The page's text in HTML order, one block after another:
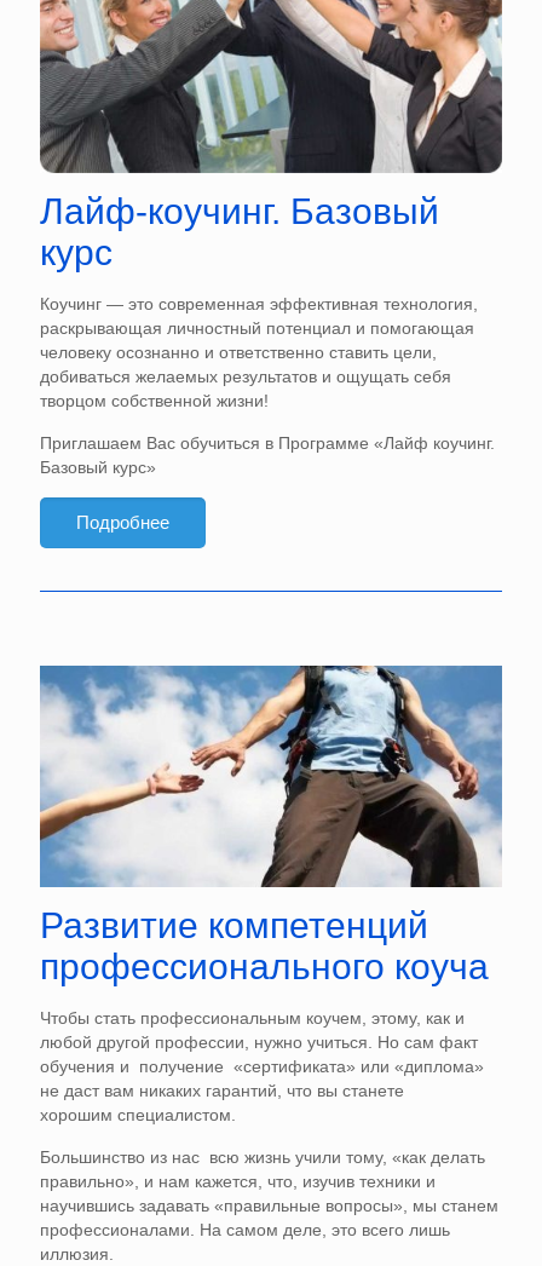
Лайф-коучинг. Базовый
курс
Коучинг — это современная эффективная технология,
раскрывающая личностный потенциал и помогающая
человеку осознанно и ответственно ставить цели,
добиваться желаемых результатов и ощущать себя
творцом собственной жизни!
Приглашаем Вас обучиться в Программе «Лайф коучинг.
Базовый курс»
Подробнее
Развитие компетенций
профессионального коуча
Чтобы стать профессиональным коучем, этому, как и
любой другой профессии, нужно учиться. Но сам факт
обучения и получение «сертификата» или «диплома»
не даст вам никаких гарантий, что вы станете
хорошим специалистом.
Большинство из нас всю жизнь учили тому, «как делать
правильно», и нам кажется, что, изучив техники и
научившись задавать «правильные вопросы», мы станем
профессионалами. На самом деле, это всего лишь
иллюзия.